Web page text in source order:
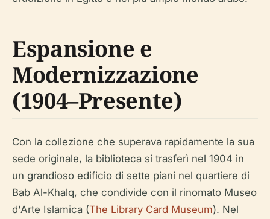
Espansione e
Modernizzazione
(1904–Presente)
Con la collezione che superava rapidamente la sua
sede originale, la biblioteca si trasferì nel 1904 in
un grandioso edificio di sette piani nel quartiere di
Bab Al-Khalq, che condivide con il rinomato Museo
d'Arte Islamica (The Library Card Museum). Nel